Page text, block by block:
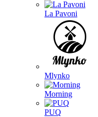
La Pavoni
Mlynko
Morning
PUQ